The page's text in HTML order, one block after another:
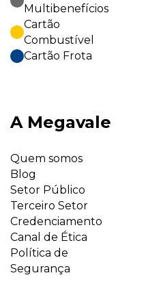
Multibenefícios
Cartão
Combustível
Cartão Frota
A Megavale
Quem somos
Blog
Setor Público
Terceiro Setor
Credenciamento
Canal de Ética
Política de
Segurança